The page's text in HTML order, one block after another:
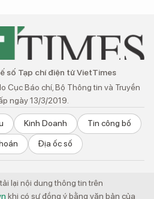
số Tạp chí điện tử VietTimes
Cục Báo chí, Bộ Thông tin và Truyền
ngày 13/3/2019.
Kinh Doanh Tin công bố
Địa ốc số
lại nội dung thông tin trên
khi có sự đồng ý bằng văn bản của